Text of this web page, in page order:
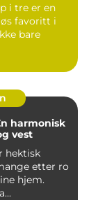
i tre er en
favoritt i
bare
harmonisk
vest
hektisk
etter ro
hjem.